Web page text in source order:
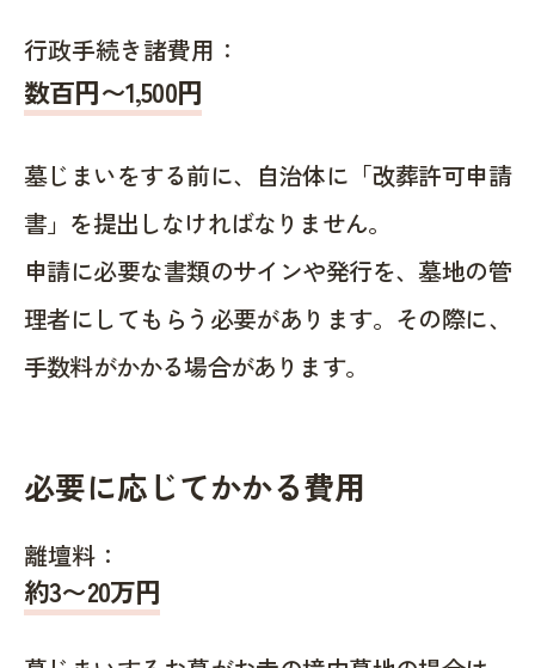
行政手続き諸費用：
数百円〜1,500円
墓じまいをする前に、自治体に「改葬許可申請
書」を提出しなければなりません。
申請に必要な書類のサインや発行を、墓地の管
理者にしてもらう必要があります。その際に、
手数料がかかる場合があります。
必要に応じてかかる費用
離壇料：
約3〜20万円